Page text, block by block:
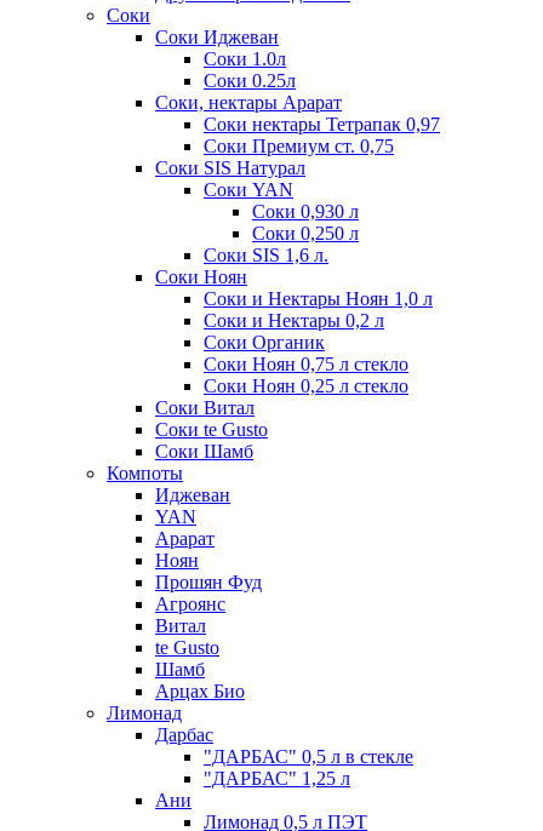
Соки
Соки Иджеван
Соки 1.0л
Соки 0.25л
Соки, нектары Арарат
Соки нектары Тетрапак 0,97
Соки Премиум ст. 0,75
Соки SIS Натурал
Соки YAN
Соки 0,930 л
Соки 0,250 л
Соки SIS 1,6 л.
Соки Ноян
Соки и Нектары Ноян 1,0 л
Соки и Нектары 0,2 л
Соки Органик
Соки Ноян 0,75 л стекло
Соки Ноян 0,25 л стекло
Соки Витал
Соки te Gusto
Соки Шамб
Компоты
Иджеван
YAN
Арарат
Ноян
Прошян Фуд
Агроянс
Витал
te Gusto
Шамб
Арцах Био
Лимонад
Дарбас
"ДАРБАС" 0,5 л в стекле
"ДАРБАС" 1,25 л
Ани
Лимонад 0,5 л ПЭТ